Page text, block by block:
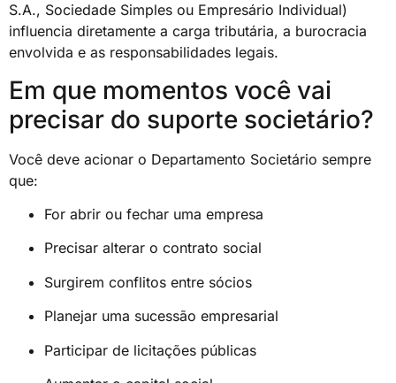
S.A., Sociedade Simples ou Empresário Individual)
influencia diretamente a carga tributária, a burocracia
envolvida e as responsabilidades legais.
Em que momentos você vai
precisar do suporte societário?
Você deve acionar o Departamento Societário sempre
que:
For abrir ou fechar uma empresa
Precisar alterar o contrato social
Surgirem conflitos entre sócios
Planejar uma sucessão empresarial
Participar de licitações públicas